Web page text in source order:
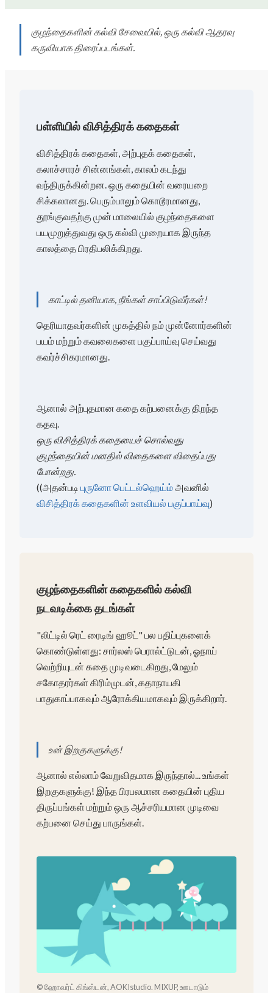
குழந்தைகளின் கல்வி சேவையில், ஒரு கல்வி ஆதரவு
கருவியாக திரைப்படங்கள்.
பள்ளியில் விசித்திரக் கதைகள்
விசித்திரக் கதைகள், அற்புதக் கதைகள்,
கலாச்சாரச் சின்னங்கள், காலம் கடந்து
வந்திருக்கின்றன. ஒரு கதையின் வரையறை
சிக்கலானது. பெரும்பாலும் கொடூரமானது,
தூங்குவதற்கு முன் மாலையில் குழந்தைகளை
பயமுறுத்துவது ஒரு கல்வி முறையாக இருந்த
காலத்தை பிரதிபலிக்கிறது.
காட்டில் தனியாக, நீங்கள் சாப்பிடுவீர்கள்!
தெரியாதவர்களின் முகத்தில் நம் முன்னோர்களின்
பயம் மற்றும் கவலைகளை பகுப்பாய்வு செய்வது
கவர்ச்சிகரமானது.
ஆனால் அற்புதமான கதை கற்பனைக்கு திறந்த
கதவு.
ஒரு விசித்திரக் கதையைச் சொல்வது
குழந்தையின் மனதில் விதைகளை விதைப்பது
போன்றது.
((அதன்படி புருனோ பெட்டல்ஹெய்ம்அவனில்
விசித்திரக் கதைகளின் உளவியல் பகுப்பாய்வு)
குழந்தைகளின் கதைகளில் கல்வி
நடவடிக்கை தடங்கள்
"லிட்டில் ரெட் ரைடிங் ஹூட்" பல பதிப்புகளைக்
கொண்டுள்ளது: சார்லஸ் பெரால்ட்டுடன், ஓநாய்
வெற்றியுடன் கதை முடிவடைகிறது, மேலும்
சகோதரர்கள் கிரிம்முடன், கதாநாயகி
பாதுகாப்பாகவும் ஆரோக்கியமாகவும் இருக்கிறார்.
உன் இறகுகளுக்கு!
ஆனால் எல்லாம் வேறுவிதமாக இருந்தால்... உங்கள்
இறகுகளுக்கு! இந்த பிரபலமான கதையின் புதிய
திருப்பங்கள் மற்றும் ஒரு ஆச்சரியமான முடிவை
கற்பனை செய்து பாருங்கள்.
© ஹோவர்ட் கிங்ஸ்டன், AOKIstudio. MIXUP, ஊடாடும்